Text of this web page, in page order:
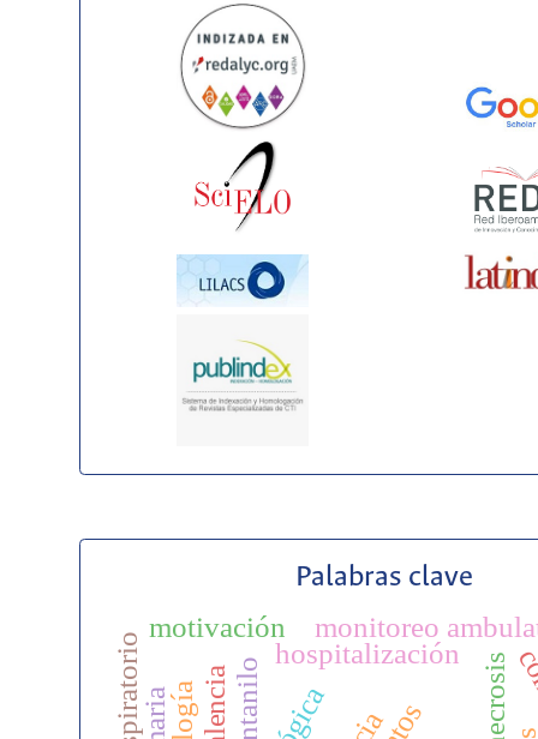
Palabras clave
hospitalización
monitoreo
motivación
fentanilo